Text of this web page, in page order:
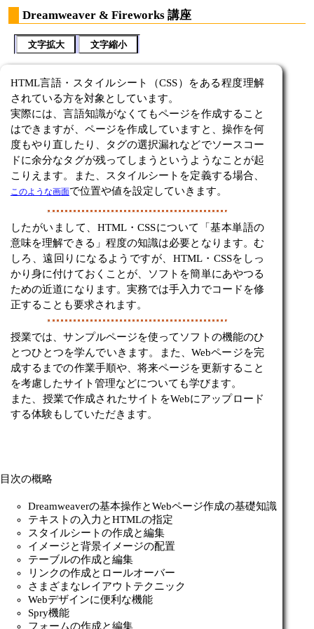
Dreamweaver & Fireworks 講座
文字拡大 文字縮小
HTML言語・スタイルシート（CSS）をある程度理解
されている方を対象としています。
実際には、言語知識がなくてもページを作成すること
はできますが、ページを作成していますと、操作を何
度もやり直したり、タグの選択漏れなどでソースコー
ドに余分なタグが残ってしまうというようなことが起
こりえます。また、スタイルシートを定義する場合、
このような画面で位置や値を設定していきます。
したがいまして、HTML・CSSについて「基本単語の
意味を理解できる」程度の知識は必要となります。む
しろ、遠回りになるようですが、HTML・CSSをしっ
かり身に付けておくことが、ソフトを簡単にあやつる
ための近道になります。実務では手入力でコードを修
正することも要求されます。
授業では、サンプルページを使ってソフトの機能のひ
とつひとつを学んでいきます。また、Webページを完
成するまでの作業手順や、将来ページを更新すること
を考慮したサイト管理などについても学びます。
また、授業で作成されたサイトをWebにアップロード
する体験もしていただきます。
目次の概略
Dreamweaverの基本操作とWebページ作成の基礎知識
テキストの入力とHTMLの指定
スタイルシートの作成と編集
イメージと背景イメージの配置
テーブルの作成と編集
リンクの作成とロールオーバー
さまざまなレイアウトテクニック
Webデザインに便利な機能
Spry機能
フォームの作成と編集